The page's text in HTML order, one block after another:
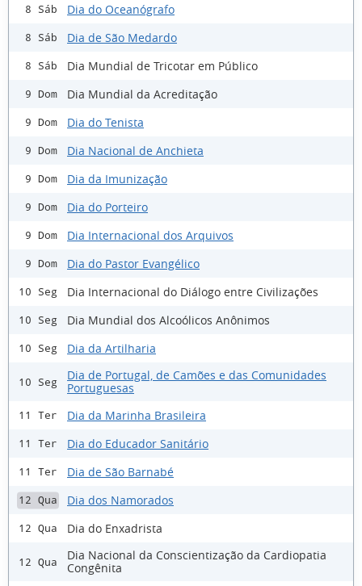
8 Sáb Dia do Oceanógrafo
8 Sáb Dia de São Medardo
8 Sáb Dia Mundial de Tricotar em Público
9 Dom Dia Mundial da Acreditação
9 Dom Dia do Tenista
9 Dom Dia Nacional de Anchieta
9 Dom Dia da Imunização
9 Dom Dia do Porteiro
9 Dom Dia Internacional dos Arquivos
9 Dom Dia do Pastor Evangélico
10 Seg Dia Internacional do Diálogo entre Civilizações
10 Seg Dia Mundial dos Alcoólicos Anônimos
10 Seg Dia da Artilharia
10 Seg
Dia de Portugal, de Camões e das Comunidades
Portuguesas
11 Ter Dia da Marinha Brasileira
11 Ter Dia do Educador Sanitário
11 Ter Dia de São Barnabé
12 Qua Dia dos Namorados
12 Qua Dia do Enxadrista
12 Qua
Dia Nacional da Conscientização da Cardiopatia
Congênita